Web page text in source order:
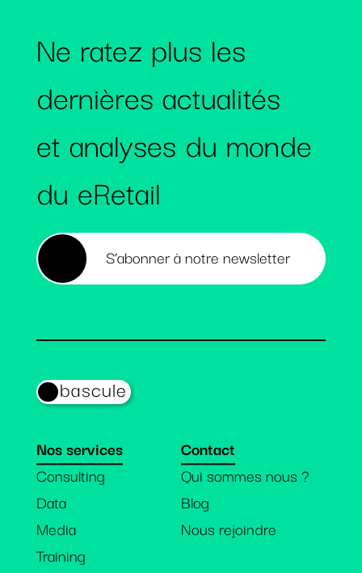
Ne ratez plus les
dernières actualités
et analyses du monde
du eRetail
S’abonner à notre newsletter
Nos services
Consulting
Data
Media
Training
Contact
Qui sommes nous ?
Blog
Nous rejoindre
bascule